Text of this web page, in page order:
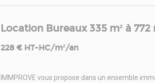
Location Bureaux 335 m² à 772
228 € HT-HC/m²/an
IMMPROVE vous propose dans un ensemble